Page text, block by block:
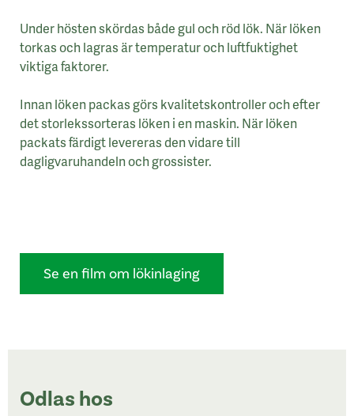
Under hösten skördas både gul och röd lök. När löken
torkas och lagras är temperatur och luftfuktighet
viktiga faktorer.
Innan löken packas görs kvalitetskontroller och efter
det storlekssorteras löken i en maskin. När löken
packats färdigt levereras den vidare till
dagligvaruhandeln och grossister.
Se en film om lökinlaging
Odlas hos